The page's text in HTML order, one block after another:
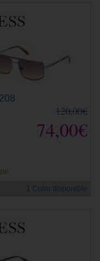
120,00€
74,00€
1 Color disponible